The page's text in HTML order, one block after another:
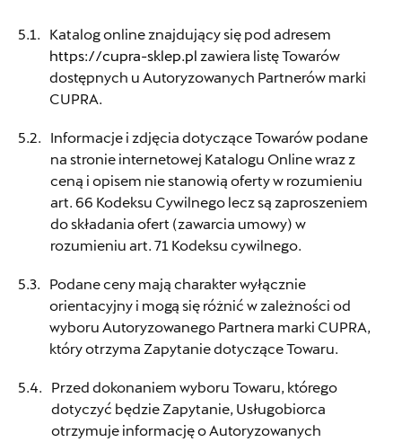
Katalog online znajdujący się pod adresem
https://cupra-sklep.pl zawiera listę Towarów
dostępnych u Autoryzowanych Partnerów marki
CUPRA.
Informacje i zdjęcia dotyczące Towarów podane
na stronie internetowej Katalogu Online wraz z
ceną i opisem nie stanowią oferty w rozumieniu
art. 66 Kodeksu Cywilnego lecz są zaproszeniem
do składania ofert (zawarcia umowy) w
rozumieniu art. 71 Kodeksu cywilnego.
Podane ceny mają charakter wyłącznie
orientacyjny i mogą się różnić w zależności od
wyboru Autoryzowanego Partnera marki CUPRA,
który otrzyma Zapytanie dotyczące Towaru.
Przed dokonaniem wyboru Towaru, którego
dotyczyć będzie Zapytanie, Usługobiorca
otrzymuje informację o Autoryzowanych
+48 422 144 586
czesci.brzezinska@zimny.com.pl
Auto Forum 2
ul. Skrzetuskiego 11, Płock - Nowe
Gulczewo
marcin.bartkowski@autoforum.pl
Auto Group Luzar
ul. Krakowska 33, Wieliczka